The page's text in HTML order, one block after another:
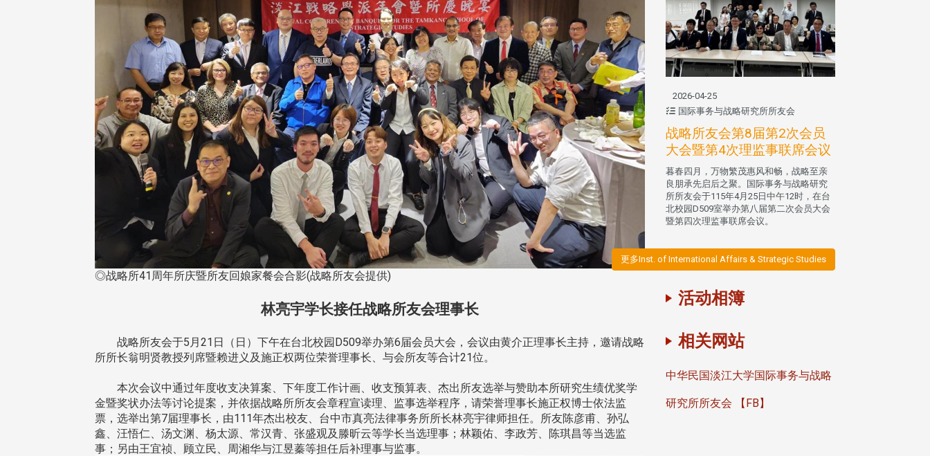
◎战略所41周年所庆暨所友回娘家餐会合影(战略所友会提供)
林亮宇学长接任战略所友会理事长
战略所友会于5月21日（日）下午在台北校园D509举办第6届会员大会，会议由黄介正理事长主持，邀请战略
所所长翁明贤教授列席暨赖进义及施正权两位荣誉理事长、与会所友等合计21位。
本次会议中通过年度收支决算案、下年度工作计画、收支预算表、杰出所友选举与赞助本所研究生绩优奖学
金暨奖状办法等讨论提案，并依据战略所所友会章程宣读理、监事选举程序，请荣誉理事长施正权博士依法监
票，选举出第7届理事长，由111年杰出校友、台中市真亮法律事务所所长林亮宇律师担任。所友陈彦甫、孙弘
鑫、汪悟仁、汤文渊、杨太源、常汉青、张盛观及滕昕云等学长当选理事；林颖佑、李政芳、陈琪昌等当选监
事；另由王宜祯、顾立民、周湘华与江昱蓁等担任后补理事与监事。
2026-04-25
国际事务与战略研究所所友会
战略所友会第8届第2次会员
大会暨第4次理监事联席会议
暮春四月，万物繁茂惠风和畅，战略至亲
良朋承先启后之聚。国际事务与战略研究
所所友会于115年4月25日中午12时，在台
北校园D509室举办第八届第二次会员大会
暨第四次理监事联席会议。
更多Inst. of International Affairs & Strategic Studies
活动相簿
相关网站
中华民国淡江大学国际事务与战略
研究所所友会 【FB】